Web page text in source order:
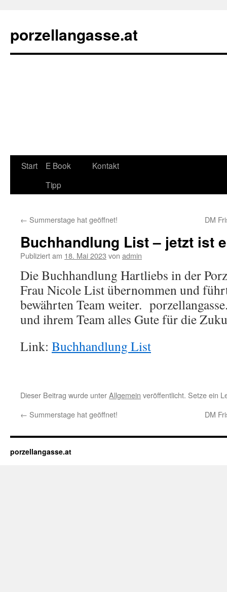
porzellangasse.at
Zum
Start
E Book
Tipp
Kontakt
← Summerstage hat geöffnet! DM
Buchhandlung List – jetzt ist
Publiziert am 18. Mai 2023 von admin
Die Buchhandlung Hartliebs in der
Frau Nicole List übernommen und
bewährten Team weiter.
und ihrem Team alles Gute für die
Link: Buchhandlung List
Dieser Beitrag wurde unterAllgemein veröffentlicht. Setze ein
← Summerstage hat geöffnet! DM
porzellangasse.at